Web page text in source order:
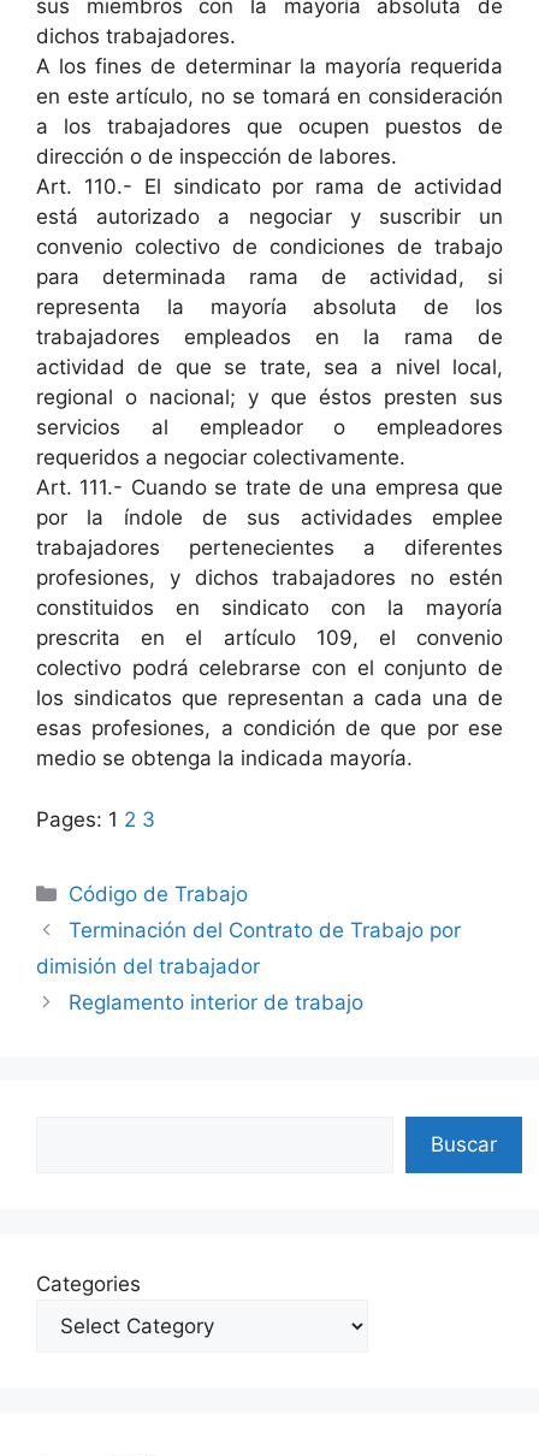
sus miembros con la mayoría absoluta de
dichos trabajadores.
A los fines de determinar la mayoría requerida
en este artículo, no se tomará en consideración
a los trabajadores que ocupen puestos de
dirección o de inspección de labores.
Art. 110.- El sindicato por rama de actividad
está autorizado a negociar y suscribir un
convenio colectivo de condiciones de trabajo
para determinada rama de actividad, si
representa la mayoría absoluta de los
trabajadores empleados en la rama de
actividad de que se trate, sea a nivel local,
regional o nacional; y que éstos presten sus
servicios al empleador o empleadores
requeridos a negociar colectivamente.
Art. 111.- Cuando se trate de una empresa que
por la índole de sus actividades emplee
trabajadores pertenecientes a diferentes
profesiones, y dichos trabajadores no estén
constituidos en sindicato con la mayoría
prescrita en el artículo 109, el convenio
colectivo podrá celebrarse con el conjunto de
los sindicatos que representan a cada una de
esas profesiones, a condición de que por ese
medio se obtenga la indicada mayoría.
Pages: 1 2 3
Categories
Código de Trabajo
Terminación del Contrato de Trabajo por
dimisión del trabajador
Reglamento interior de trabajo
Buscar
Categories